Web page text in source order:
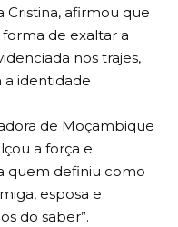
Cristina, afirmou que
de exaltar a
nos trajes,
a identidade
de Moçambique
a força e
quem definiu como
esposa e
do saber”.